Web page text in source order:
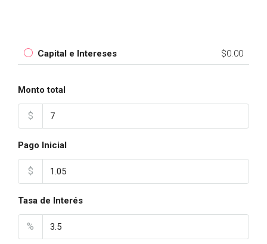
Capital e Intereses $0.00
Monto total
$
Pago Inicial
$
Tasa de Interés
%